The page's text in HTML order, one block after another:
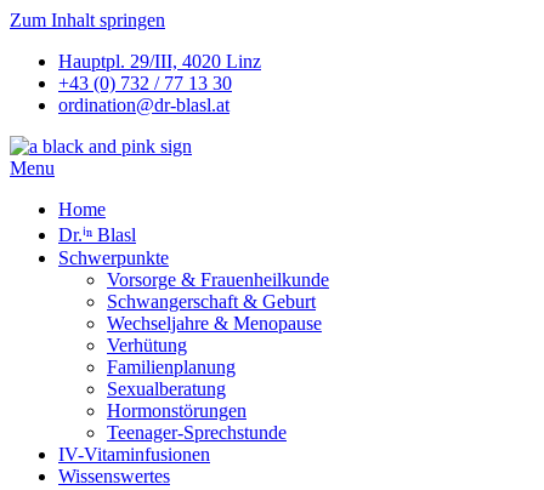
Zum Inhalt springen
Hauptpl. 29/III, 4020 Linz
+43 (0) 732 / 77 13 30
ordination@dr-blasl.at
Menu
Home
Dr.ⁱⁿ Blasl
Schwerpunkte
Vorsorge & Frauenheilkunde
Schwangerschaft & Geburt
Wechseljahre & Menopause
Verhütung
Familienplanung
Sexualberatung
Hormonstörungen
Teenager-Sprechstunde
IV-Vitaminfusionen
Wissenswertes